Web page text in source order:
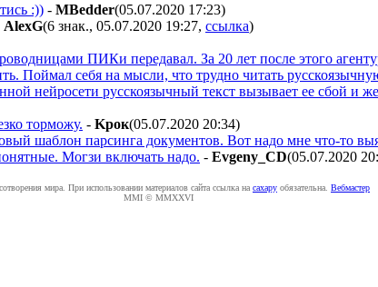
:)) - MBedder(05.07.2020 17:23)
AlexG(6 знак., 05.07.2020 19:27, ссылка)
ПИКи передавал. За 20 лет после этого
Поймал себя на мысли, что трудно читать
нейросети русскоязычный текст вызывает ее сбой и
торможу. - Kpoк(05.07.2020 20:34)
шаблон парсинга документов. Вот надо мне что-то
Могзи включать надо. - Evgeny_CD(05.07.2020
мира. При использовании материалов сайта ссылка на caxapу обязательна. Вебмастер
MMI © MMXXVI